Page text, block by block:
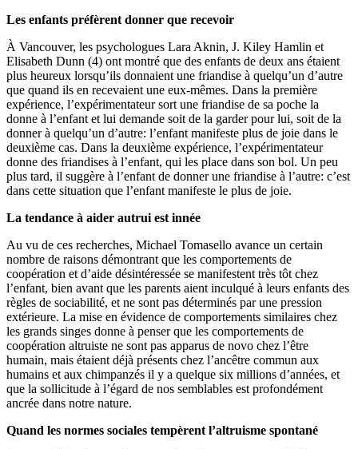
Les enfants préfèrent donner que recevoir
À Vancouver, les psychologues Lara Aknin, J. Kiley Hamlin et
Elisabeth Dunn (4) ont montré que des enfants de deux ans étaient
plus heureux lorsqu’ils donnaient une friandise à quelqu’un d’autre
que quand ils en recevaient une eux-mêmes. Dans la première
expérience, l’expérimentateur sort une friandise de sa poche la
donne à l’enfant et lui demande soit de la garder pour lui, soit de la
donner à quelqu’un d’autre: l’enfant manifeste plus de joie dans le
deuxième cas. Dans la deuxième expérience, l’expérimentateur
donne des friandises à l’enfant, qui les place dans son bol. Un peu
plus tard, il suggère à l’enfant de donner une friandise à l’autre: c’est
dans cette situation que l’enfant manifeste le plus de joie.
La tendance à aider autrui est innée
Au vu de ces recherches, Michael Tomasello avance un certain
nombre de raisons démontrant que les comportements de
coopération et d’aide désintéressée se manifestent très tôt chez
l’enfant, bien avant que les parents aient inculqué à leurs enfants des
règles de sociabilité, et ne sont pas déterminés par une pression
extérieure. La mise en évidence de comportements similaires chez
les grands singes donne à penser que les comportements de
coopération altruiste ne sont pas apparus de novo chez l’être
humain, mais étaient déjà présents chez l’ancêtre commun aux
humains et aux chimpanzés il y a quelque six millions d’années, et
que la sollicitude à l’égard de nos semblables est profondément
ancrée dans notre nature.
Quand les normes sociales tempèrent l’altruisme spontané